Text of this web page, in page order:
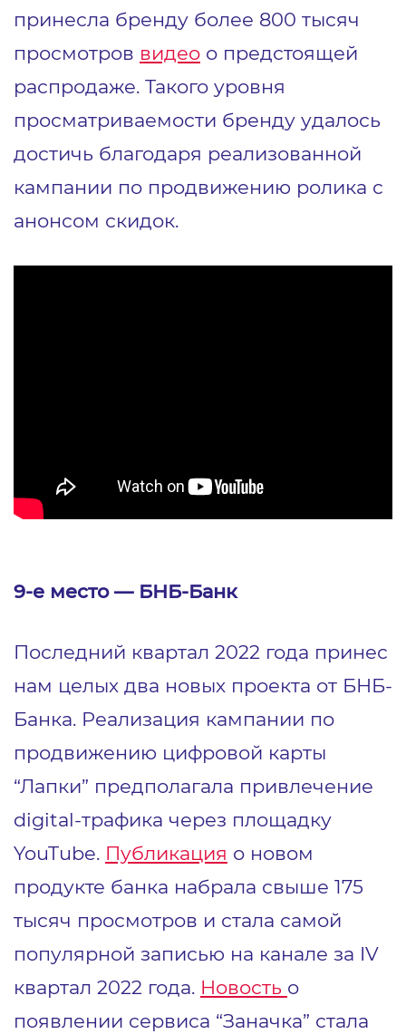
принесла бренду более 800 тысяч
просмотров видео о предстоящей
распродаже. Такого уровня
просматриваемости бренду удалось
достичь благодаря реализованной
кампании по продвижению ролика с
анонсом скидок.
9-е место — БНБ-Банк
Последний квартал 2022 года принес
нам целых два новых проекта от БНБ-
Банка. Реализация кампании по
продвижению цифровой карты
“Лапки” предполагала привлечение
digital-трафика через площадку
YouTube. Публикация о новом
продукте банка набрала свыше 175
тысяч просмотров и стала самой
популярной записью на канале за IV
квартал 2022 года. Новость о
появлении сервиса “Заначка” стала